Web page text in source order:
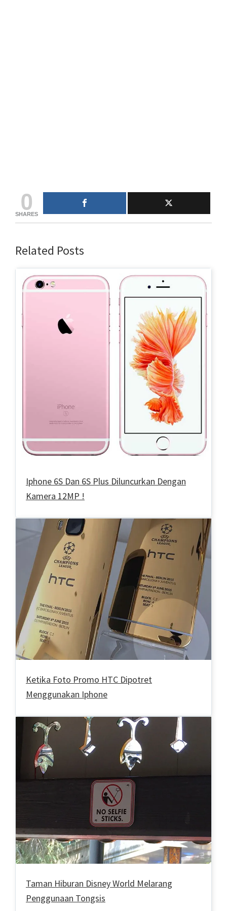
0
SHARES
Related Posts
Iphone 6S Dan 6S Plus Diluncurkan Dengan
Kamera 12MP !
Ketika Foto Promo HTC Dipotret
Menggunakan Iphone
Taman Hiburan Disney World Melarang
Penggunaan Tongsis